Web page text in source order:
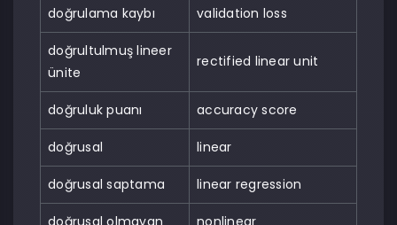
doğrulama kaybı validation loss
doğrultulmuş lineer
ünite
rectified linear unit
doğruluk puanı accuracy score
doğrusal linear
doğrusal saptama linear regression
doğrusal olmayan nonlinear